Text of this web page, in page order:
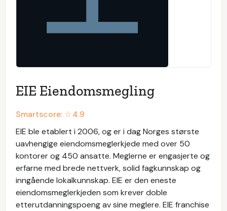
EIE Eiendomsmegling
Smartscore: ☆4.9
EIE ble etablert i 2006, og er i dag Norges største
uavhengige eiendomsmeglerkjede med over 50
kontorer og 450 ansatte. Meglerne er engasjerte og
erfarne med brede nettverk, solid fagkunnskap og
inngående lokalkunnskap. EIE er den eneste
eiendomsmeglerkjeden som krever doble
etterutdanningspoeng av sine meglere. EIE franchise